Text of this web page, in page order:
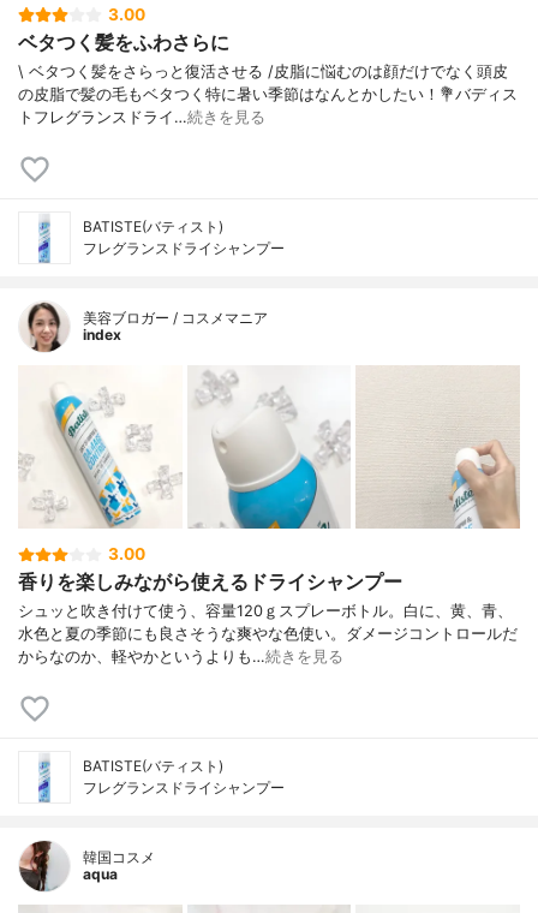
3.00
ベタつく髪をふわさらに
\ ベタつく髪をさらっと復活させる /⁡皮脂に悩むのは顔だけでなく頭皮
の皮脂で髪の毛もベタつく特に暑い季節はなんとかしたい！⁡⁡⁡💐バディス
トフレグランスドライ…続きを見る
BATISTE(バティスト)
フレグランスドライシャンプー
美容ブロガー / コスメマニア
index
3.00
香りを楽しみながら使えるドライシャンプー
シュッと吹き付けて使う、容量120ｇスプレーボトル。白に、黄、青、
水色と夏の季節にも良さそうな爽やな色使い。ダメージコントロールだ
からなのか、軽やかというよりも…続きを見る
BATISTE(バティスト)
フレグランスドライシャンプー
韓国コスメ
aqua